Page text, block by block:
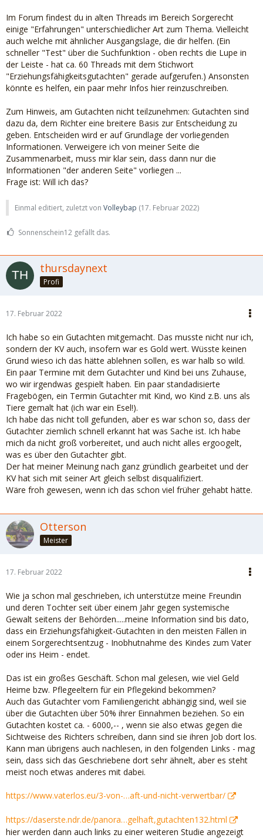
Im Forum findest du in alten Threads im Bereich Sorgerecht
einige "Erfahrungen" unterschiedlicher Art zum Thema. Vielleicht
auch welche mit ähnlicher Ausgangslage, die dir helfen. (Ein
schneller "Test" über die Suchfunktion - oben rechts die Lupe in
der Leiste - hat ca. 60 Threads mit dem Stichwort
"Erziehungsfähigkeitsgutachten" gerade aufgerufen.) Ansonsten
könnte es helfen, ein paar mehr Infos hier reinzuschreiben.
Zum Hinweis, am Gutachten nicht teilzunehmen: Gutachten sind
dazu da, dem Richter eine breitere Basis zur Entscheidung zu
geben. Entscheiden wird er auf Grundlage der vorliegenden
Informationen. Verweigere ich von meiner Seite die
Zusammenarbeit, muss mir klar sein, dass dann nur die
Informationen "der anderen Seite" vorliegen ...
Frage ist: Will ich das?
Einmal editiert, zuletzt von Volleybap (17. Februar 2022)
Sonnenschein12 gefällt das.
thursdaynext
Profi
17. Februar 2022
Ich habe so ein Gutachten mitgemacht. Das musste nicht nur ich,
sondern der KV auch, insofern war es Gold wert. Wüsste keinen
Grund wieso ich das hätte ablehnen sollen, es war halb so wild.
Ein paar Termine mit dem Gutachter und Kind bei uns Zuhause,
wo wir irgendwas gespielt haben. Ein paar standadisierte
Fragebögen, ein Termin Gutachter mit Kind, wo Kind z.B. uns als
Tiere gemalt hat (ich war ein Esel!).
Ich habe das nicht toll gefunden, aber es war schon so, dass der
Gutachter ziemlich schnell erkannt hat was Sache ist. Ich habe
mich da nicht groß vorbereitet, und auch nicht alles ergoogelt,
was es über den Gutachter gibt.
Der hat meiner Meinung nach ganz gründlich gearbeitet und der
KV hat sich mit seiner Art gleich selbst disqualifiziert.
Wäre froh gewesen, wenn ich das schon viel früher gehabt hätte.
Otterson
Meister
17. Februar 2022
Wie ja schon mal geschrieben, ich unterstütze meine Freundin
und deren Tochter seit über einem Jahr gegen systemische
Gewalt seitens der Behörden.....meine Information sind bis dato,
dass ein Erziehungsfähigkeit-Gutachten in den meisten Fällen in
einem Sorgerechtsentzug - Inobhutnahme des Kindes zum Vater
oder ins Heim - endet.
Das ist ein großes Geschäft. Schon mal gelesen, wie viel Geld
Heime bzw. Pflegeeltern für ein Pflegekind bekommen?
Auch das Gutachter vom Familiengericht abhängig sind, weil sie
über die Gutachten über 50% ihrer Einnahmen beziehen. So ein
Gutachten kostet ca. - 6000,-- , wenn sie also etwas gegen die
Sichtweise des Richters schreiben, dann sind sie ihren Job dort los.
Kann man übrigens auch nachlesen, in den folgenden Links - mag
sein, dass sich das Geschriebene dort sehr ähnelt, aber es steht
meist noch etwas anderes mit dabei.
https://www.vaterlos.eu/3-von-…aft-und-nicht-verwertbar/
https://daserste.ndr.de/panora…gelhaft,gutachten132.html
hier werden dann auch links zu einer weiteren Studie angezeigt